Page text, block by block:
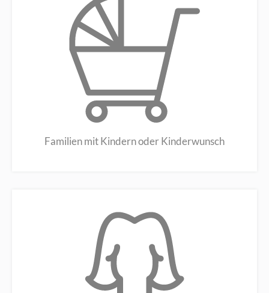
Familien mit Kindern oder Kinderwunsch